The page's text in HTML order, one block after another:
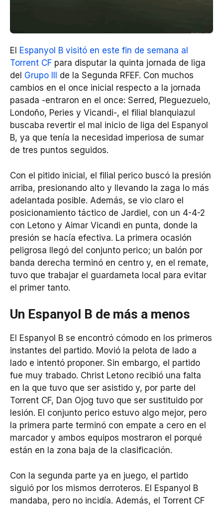
El Espanyol B visitó en este fin de semana al
Torrent CF para disputar la quinta jornada de liga
del Grupo III
de la Segunda RFEF. Con muchos
cambios en el once inicial respecto a la jornada
pasada -entraron en el once: Serred, Pleguezuelo,
Londoño, Peries y Vicandi-, el filial blanquiazul
buscaba revertir el mal inicio de liga del Espanyol
B, ya que tenía la necesidad imperiosa de sumar
de tres puntos seguidos.
Con el pitido inicial, el filial perico buscó la presión
arriba, presionando alto y llevando la zaga lo más
adelantada posible. Además, se vio claro el
posicionamiento táctico de Jardiel, con un 4-4-2
con Letono y Aimar Vicandi en punta, donde la
presión se hacía efectiva. La primera ocasión
peligrosa llegó del conjunto perico; un balón por
banda derecha terminó en centro y, en el remate,
tuvo que trabajar el guardameta local para evitar
el primer tanto.
Un Espanyol B de más a menos
El Espanyol B se encontró cómodo en los primeros
instantes del partido. Movió la pelota de lado a
lado e intentó proponer. Sin embargo, el partido
fue muy trabado. Christ Letono recibió una falta
en la que tuvo que ser asistido y, por parte del
Torrent CF, Dan Ojog tuvo que ser sustituido por
lesión. El conjunto perico estuvo algo mejor, pero
la primera parte terminó con empate a cero en el
marcador y ambos equipos mostraron el porqué
están en la zona baja de la clasificación.
Con la segunda parte ya en juego, el partido
siguió por los mismos derroteros. El Espanyol B
mandaba, pero no incidía. Además, el Torrent CF